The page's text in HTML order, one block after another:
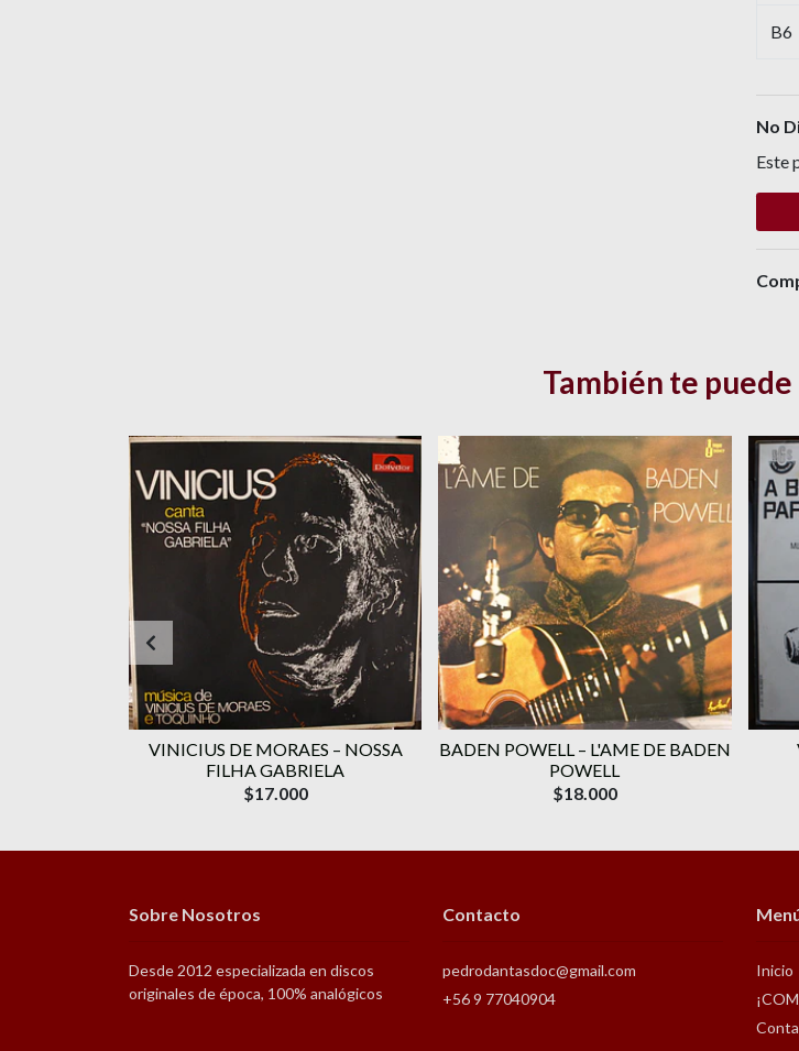
B6
No
Este
También te
VINICIUS DE MORAES ‎– NOSSA
FILHA GABRIELA
$17.000
BADEN POWELL ‎– L'AME DE BADEN
POWELL
$18.000
Sobre Nosotros
Desde 2012 especializada en discos
originales de época, 100% analógicos
Contacto
pedrodantasdoc@gmail.com
+56 9 77040904
Inicio